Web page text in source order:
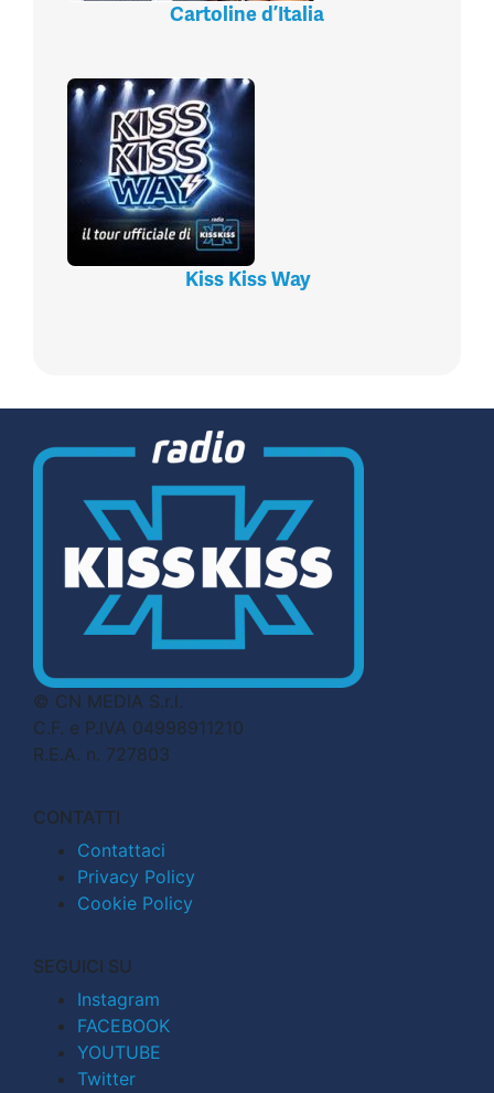
Cartoline d’Italia
Kiss Kiss Way
© CN MEDIA S.r.l.
C.F. e P.IVA 04998911210
R.E.A. n. 727803
CONTATTI
Contattaci
Privacy Policy
Cookie Policy
SEGUICI SU
Instagram
FACEBOOK
YOUTUBE
Twitter